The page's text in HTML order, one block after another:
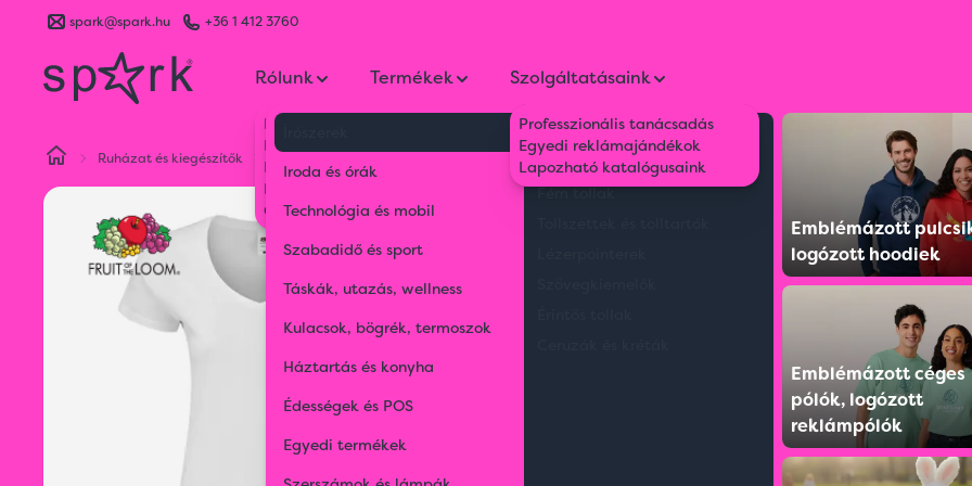
spark@spark.hu +36 1 412 3760
Rólunk
Kik vagyunk
Kapcsolat
Blog
Karrier
Gyakran Ismételt Kérdések
Termékek
Iroda és órák
Technológia és mobil
Szabadidő és sport
Táskák, utazás, wellness
Kulacsok, bögrék, termoszok
Háztartás és konyha
Édességek és POS
Egyedi termékek
Környezetbarát tollak
Műanyag tollak
Fém tollak
Emblémázott
logózott hoodiek
Emblémázott céges
pólók, logózott
reklámpólók
Szolgáltatásaink
Professzionális tanácsadás
Egyedi reklámajándékok
Lapozható katalógusaink
Ruházat és kiegészítők